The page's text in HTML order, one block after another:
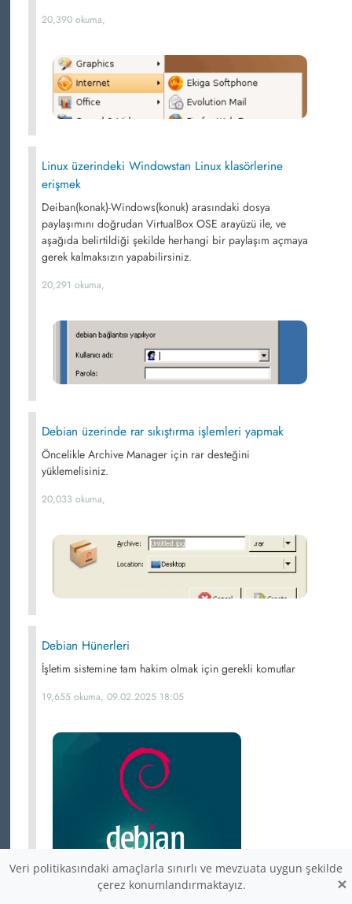
20,390 okuma,
Linux üzerindeki Windowstan Linux klasörlerine
erişmek
Deiban(konak)-Windows(konuk) arasındaki dosya
paylaşımını doğrudan VirtualBox OSE arayüzü ile, ve
aşağıda belirtildiği şekilde herhangi bir paylaşım açmaya
gerek kalmaksızın yapabilirsiniz.
20,291 okuma,
Debian üzerinde rar sıkıştırma işlemleri yapmak
Öncelikle Archive Manager için rar desteğini
yüklemelisiniz.
20,033 okuma,
Debian Hünerleri
İşletim sistemine tam hakim olmak için gerekli komutlar
19,655 okuma, 09.02.2025 18:05
Veri politikasındaki amaçlarla sınırlı ve mevzuata uygun şekilde
çerez konumlandırmaktayız.
×